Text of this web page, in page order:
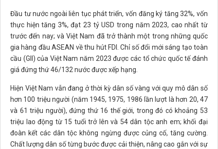
Đầu tư nước ngoài liên tục phát triển, vốn đăng ký tăng 32%, vốn
thực hiện tăng 3%, đạt 23 tỷ USD trong năm 2023, cao nhất từ
trước đến nay; và Việt Nam đã trở thành một trong những quốc
gia hàng đầu ASEAN về thu hút FDI. Chỉ số đổi mới sáng tạo toàn
cầu (GII) của Việt Nam năm 2023 được các tổ chức quốc tế đánh
giá đứng thứ 46/132 nước được xếp hạng.
Hiện Việt Nam vẫn đang ở thời kỳ dân số vàng với quy mô dân số
hơn 100 triệu người (năm 1945, 1975, 1986 lần lượt là hơn 20, 47
và 61 triệu người), đứng thứ 16 thế giới, trong đó có khoảng 53
triệu lao động từ 15 tuổi trở lên và 54 dân tộc anh em; khối đại
đoàn kết các dân tộc không ngừng được củng cố, tăng cường.
Chất lượng dân số từng bước được cải thiện, nâng cao gắn với sự